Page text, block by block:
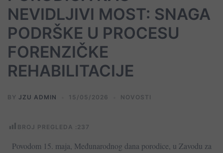
NEVIDLJIVI MOST: SNAGA
PODRŠKE U PROCESU
FORENZIČKE
REHABILITACIJE
BY JZU ADMIN 15/05/2026 NOVOSTI
BROJ PREGLEDA : 237
Povodom 15. maja, Međunarodnog dana porodice, u Zavodu za